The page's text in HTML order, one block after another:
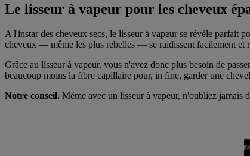
Le lisseur à vapeur pour les cheveux
A l'instar des cheveux secs, le lisseur à vapeur se révèle parfait
cheveux — même les plus rebelles — se raidissent facilement et
Grâce au lisseur à vapeur, vous n'avez donc plus besoin de
beaucoup moins la fibre capillaire pour, in fine, garder une
Notre conseil. Même avec un lisseur à vapeur, n'oubliez jamais